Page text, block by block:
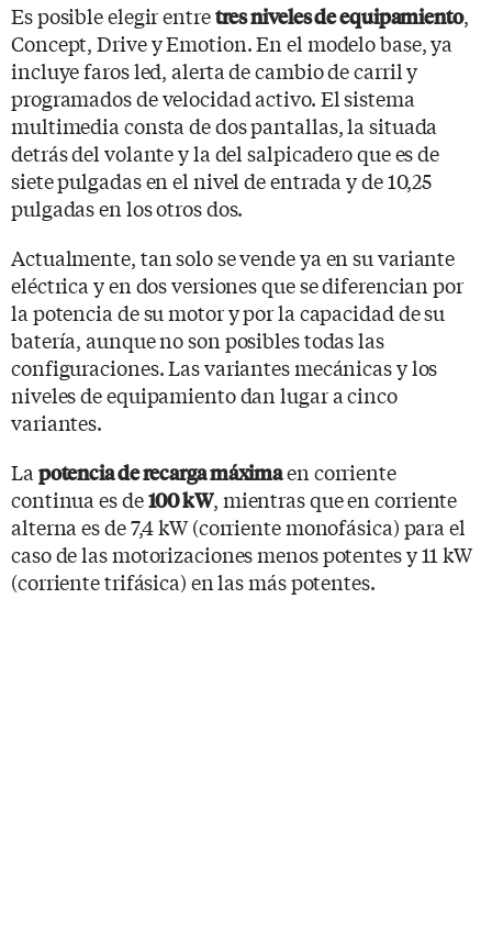
Es posible elegir entretres niveles de equipamiento,
Concept, Drive y Emotion. En el modelo base, ya
incluye faros led, alerta de cambio de carril y
programados de velocidad activo. El sistema
multimedia consta de dos pantallas, la situada
detrás del volante y la del salpicadero que es de
siete pulgadas en el nivel de entrada y de 10,25
pulgadas en los otros dos.
Actualmente, tan solo se vende ya en su variante
eléctrica y en dos versiones que se diferencian por
la potencia de su motor y por la capacidad de su
batería, aunque no son posibles todas las
configuraciones. Las variantes mecánicas y los
niveles de equipamiento dan lugar a cinco
variantes.
La potencia de recarga máximaen corriente
continua es de100 kW, mientras que en corriente
alterna es de 7,4 kW (corriente monofásica) para el
caso de las motorizaciones menos potentes y 11 kW
(corriente trifásica) en las más potentes.